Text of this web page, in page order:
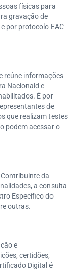
físicas para
gravação de
por protocolo EAC
reúne informações
Nacionald e
É por
de
que realizam testes
podem acessar o
da
a consulta
Específico do
outras.
e
certidões,
Digital é